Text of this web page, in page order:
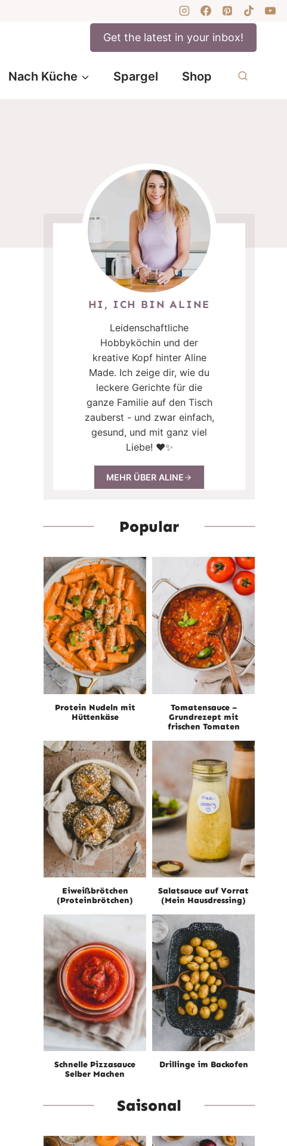
Get the latest in your inbox!
Nach Küche Spargel Shop
HI, ICH BIN ALINE
Leidenschaftliche
Hobbyköchin und der
kreative Kopf hinter Aline
Made. Ich zeige dir, wie du
leckere Gerichte für die
ganze Familie auf den Tisch
zauberst - und zwar einfach,
gesund, und mit ganz viel
Liebe! ❤️✨
MEHR ÜBER ALINE
Popular
Protein Nudeln mit
Hüttenkäse
Tomatensauce –
Grundrezept mit
frischen Tomaten
Eiweißbrötchen
(Proteinbrötchen)
Salatsauce auf Vorrat
(Mein Hausdressing)
Schnelle Pizzasauce
Selber Machen
Drillinge im Backofen
Saisonal